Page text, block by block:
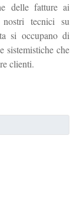
delle fatture ai
tecnici su
si occupano di
sistemistiche che
clienti.